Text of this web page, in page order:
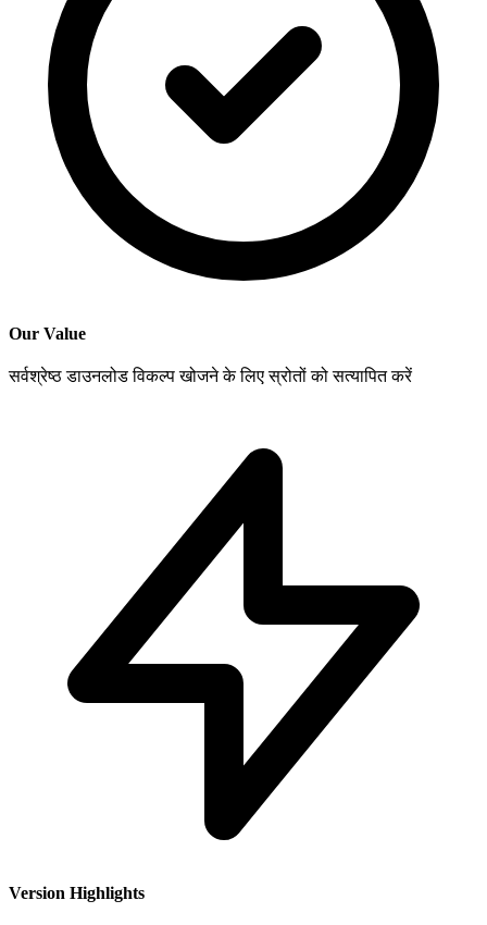
Our Value
सर्वश्रेष्ठ डाउनलोड विकल्प खोजने के लिए स्रोतों को सत्यापित करें
Version Highlights